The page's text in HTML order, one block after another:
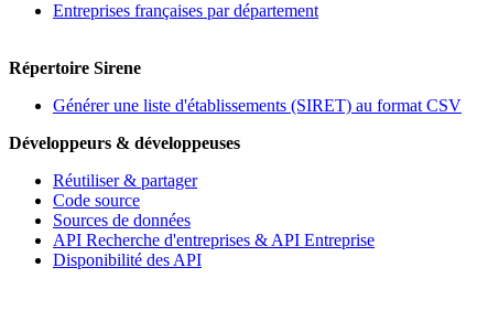
Entreprises françaises par département
Répertoire Sirene
Générer une liste d'établissements (SIRET) au format CSV
Développeurs & développeuses
Réutiliser & partager
Code source
Sources de données
API Recherche d'entreprises & API Entreprise
Disponibilité des API